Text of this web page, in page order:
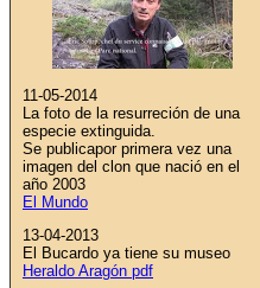
11-05-2014
La foto de la resurreción de una
especie extinguida.
Se publicapor primera vez una
imagen del clon que nació en el
año 2003
El Mundo
13-04-2013
El Bucardo ya tiene su museo
Heraldo Aragón pdf